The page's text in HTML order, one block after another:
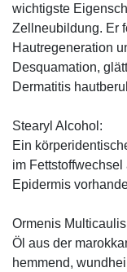
wichtigste
Zellneubildung. Er
Hautregeneration
Desquamation,
Dermatitis
Stearyl Alcohol:
Ein
im
Epidermis
Ormenis
Öl aus der
hemmend,